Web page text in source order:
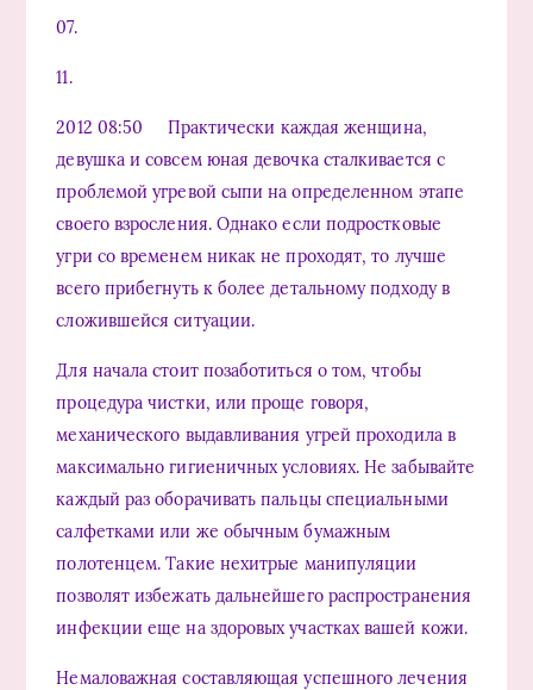
07.
11.
2012 08:50 Практически каждая женщина,
девушка и совсем юная девочка сталкивается с
проблемой угревой сыпи на определенном этапе
своего взросления. Однако если подростковые
угри со временем никак не проходят, то лучше
всего прибегнуть к более детальному подходу в
сложившейся ситуации.
Для начала стоит позаботиться о том, чтобы
процедура чистки, или проще говоря,
механического выдавливания угрей проходила в
максимально гигиеничных условиях. Не забывайте
каждый раз оборачивать пальцы специальными
салфетками или же обычным бумажным
полотенцем. Такие нехитрые манипуляции
позволят избежать дальнейшего распространения
инфекции еще на здоровых участках вашей кожи.
Немаловажная составляющая успешного лечения